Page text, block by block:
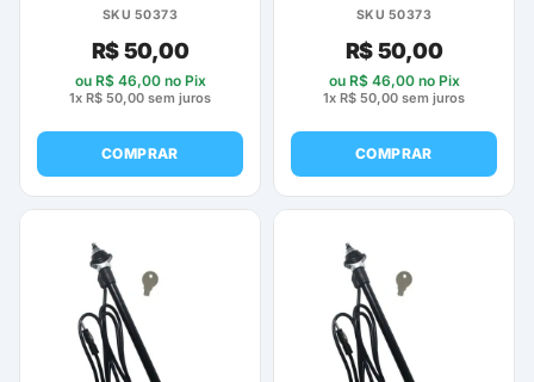
SKU 50373
R$50,00
ou R$46,00no Pix
1x R$ 50,00 sem juros
COMPRAR
SKU 50373
R$50,00
ou R$46,00no Pix
1x R$ 50,00 sem juros
COMPRAR